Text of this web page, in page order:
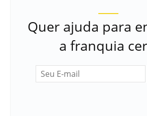
Quer ajuda para
a franquia